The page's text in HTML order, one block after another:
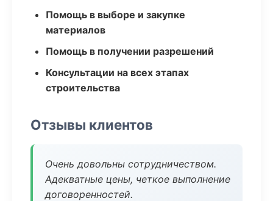
Помощь в выборе и закупке
материалов
Помощь в получении разрешений
Консультации на всех этапах
строительства
Отзывы клиентов
Очень довольны сотрудничеством.
Адекватные цены, четкое выполнение
договоренностей.